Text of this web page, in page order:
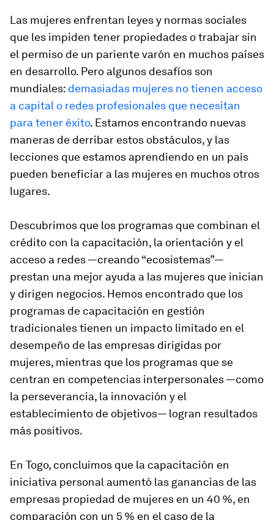
Las mujeres enfrentan leyes y normas sociales
que les impiden tener propiedades o trabajar sin
el permiso de un pariente varón en muchos países
en desarrollo. Pero algunos desafíos son
mundiales: demasiadas mujeres no tienen acceso
a capital o redes profesionales que necesitan
para tener éxito. Estamos encontrando nuevas
maneras de derribar estos obstáculos, y las
lecciones que estamos aprendiendo en un país
pueden beneficiar a las mujeres en muchos otros
lugares.
Descubrimos que los programas que combinan el
crédito con la capacitación, la orientación y el
acceso a redes —creando “ecosistemas”—
prestan una mejor ayuda a las mujeres que inician
y dirigen negocios. Hemos encontrado que los
programas de capacitación en gestión
tradicionales tienen un impacto limitado en el
desempeño de las empresas dirigidas por
mujeres, mientras que los programas que se
centran en competencias interpersonales —como
la perseverancia, la innovación y el
establecimiento de objetivos— logran resultados
más positivos.
En Togo, concluimos que la capacitación en
iniciativa personal aumentó las ganancias de las
empresas propiedad de mujeres en un 40 %, en
comparación con un 5 % en el caso de la